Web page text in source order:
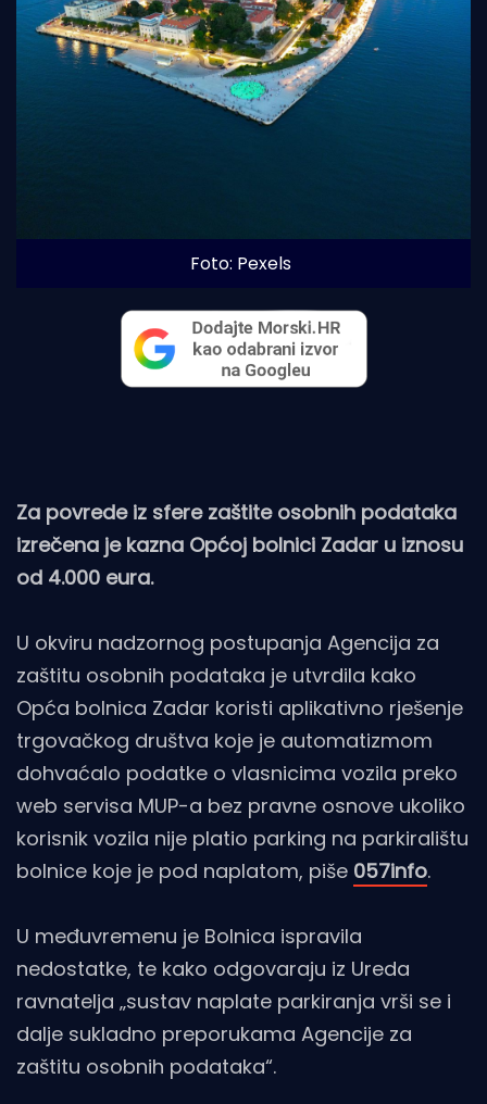
Foto: Pexels
Za povrede iz sfere zaštite osobnih podataka
izrečena je kazna Općoj bolnici Zadar u iznosu
od 4.000 eura.
U okviru nadzornog postupanja Agencija za
zaštitu osobnih podataka je utvrdila kako
Opća bolnica Zadar koristi aplikativno rješenje
trgovačkog društva koje je automatizmom
dohvaćalo podatke o vlasnicima vozila preko
web servisa MUP-a bez pravne osnove ukoliko
korisnik vozila nije platio parking na parkiralištu
bolnice koje je pod naplatom, piše 057info.
U međuvremenu je Bolnica ispravila
nedostatke, te kako odgovaraju iz Ureda
ravnatelja „sustav naplate parkiranja vrši se i
dalje sukladno preporukama Agencije za
zaštitu osobnih podataka“.